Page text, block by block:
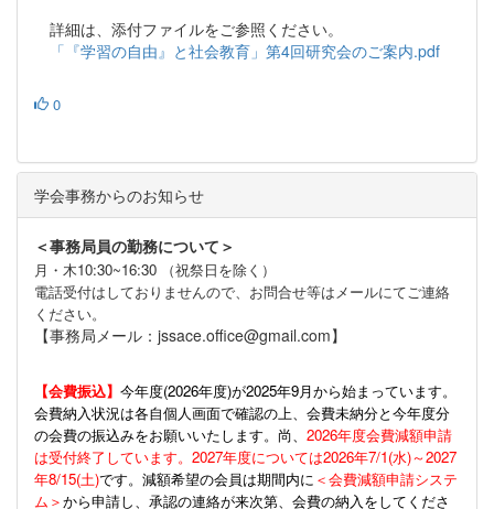
詳細は、添付ファイルをご参照ください。
「『学習の自由』と社会教育」第4回研究会のご案内.pdf
0
学会事務からのお知らせ
＜事務局員の勤務について＞
月・木10:30~16:30 （祝祭日を除く）
電話受付はしておりませんので、お問合せ等はメールにてご連絡
ください。
【事務局メール：jssace.office@gmail.com】
【会費振込】 今年度(2026年度)が2025年9月から始まっています。
会費納入状況は各自個人画面で確認の上、会費未納分と今年度分
の会費の振込みをお願いいたします。尚、 2026年度会費減額申請
は受付終了しています。2027年度については2026年7/1(水)～2027
年8/15(土)です。減額希望の会員は期間内に ＜会費減額申請システ
ム＞から申請し、承認の連絡が来次第、会費の納入をしてくださ